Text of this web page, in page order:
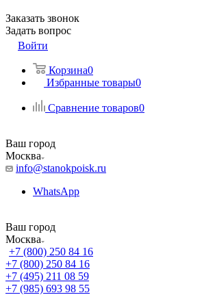
Заказать звонок
Задать вопрос
Войти
Корзина0
Избранные товары0
Сравнение товаров0
Ваш город
Москва
info@stanokpoisk.ru
WhatsApp
Ваш город
Москва
+7 (800) 250 84 16
+7 (800) 250 84 16
+7 (495) 211 08 59
+7 (985) 693 98 55